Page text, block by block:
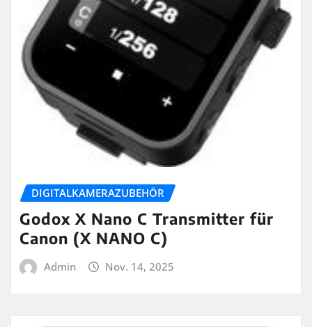
DIGITALKAMERAZUBEHÖR
Godox X Nano C Transmitter für
Canon (X NANO C)
Admin Nov. 14, 2025